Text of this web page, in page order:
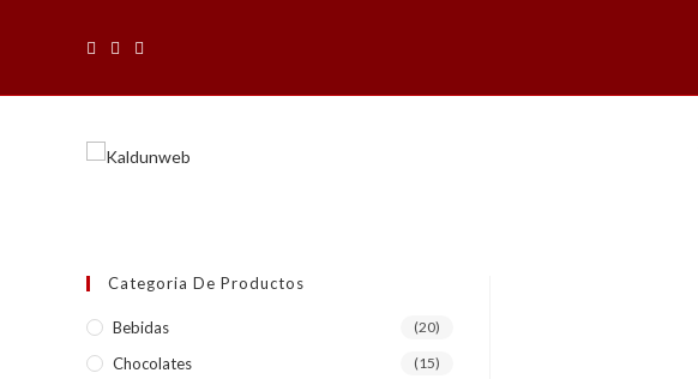
Categoria De Productos
Bebidas (20)
Chocolates (15)